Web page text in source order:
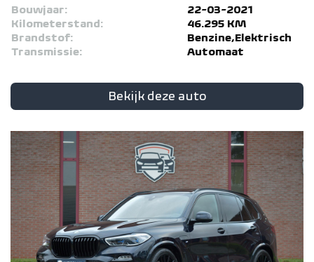
Bouwjaar:
22-03-2021
Kilometerstand:
46.295 KM
Brandstof:
Benzine,Elektrisch
Transmissie:
Automaat
Bekijk deze auto